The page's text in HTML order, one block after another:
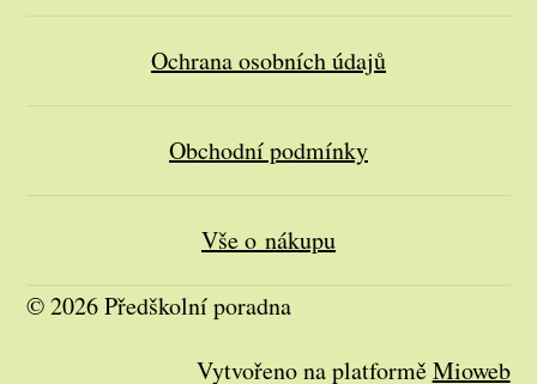
Ochrana osobních údajů
Obchodní podmínky
Vše o nákupu
© 2026 Předškolní poradna
Vytvořeno na platforměMioweb